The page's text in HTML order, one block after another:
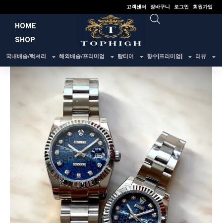
건
너
고객센터 장바구니 로그인 회원가입
HOME
SHOP
국내배송/럭셔리 해외배송/프리미엄 탑티어 향수[프리미엄] 리뷰